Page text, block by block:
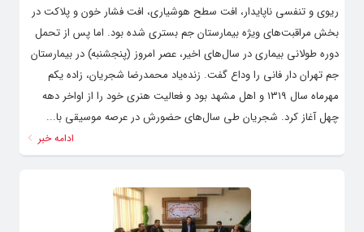
ریوی و تنفسی ناپایدار، افت سطح هوشیاری، افت فشار خون و پلاکت در
بخش مراقبت‌های ویژه بیمارستان جم بستری شده بود. اما پس از تحمل
دوره طولانی بیماری در سال‌های اخیر، عصر امروز (پنجشنبه) در بیمارستان
جم تهران دار فانی را وداع گفت. زنده‌یاد محمدرضا شجریان، زاده یکم
مهرماه سال ۱۳۱۹ و اهل مشهد بود و فعالیت هنری خود را از اواخر دهه
چهل آغاز کرد. شجریان طی سال‌های حضورش در عرصه موسیقی با...
ادامه خبر